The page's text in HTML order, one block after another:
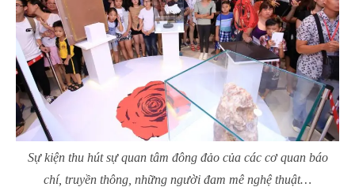
Sự kiện thu hút sự quan tâm đông đảo của các cơ quan báo
chí, truyền thông, những người đam mê nghệ thuật…